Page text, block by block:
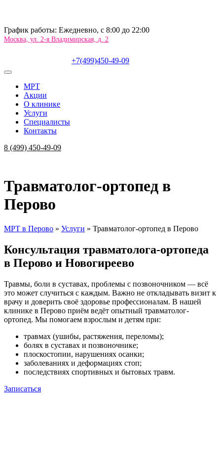
График работы: Ежедневно, c 8:00 до 22:00
Москва, ул. 2-я Владимирская, д. 2
+7(499)450-49-09
МРТ
Акции
О клинике
Услуги
Специалисты
Контакты
8 (499) 450-49-09
Травматолог-ортопед в
Перово
МРТ в Перово » Услуги » Травматолог-ортопед в Перово
Консультация травматолога-ортопеда
в Перово и Новогиреево
Травмы, боли в суставах, проблемы с позвоночником — всё
это может случиться с каждым. Важно не откладывать визит к
врачу и доверить своё здоровье профессионалам. В нашей
клинике в Перово приём ведёт опытный травматолог-
ортопед. Мы помогаем взрослым и детям при:
травмах (ушибы, растяжения, переломы);
болях в суставах и позвоночнике;
плоскостопии, нарушениях осанки;
заболеваниях и деформациях стоп;
последствиях спортивных и бытовых травм.
Записаться